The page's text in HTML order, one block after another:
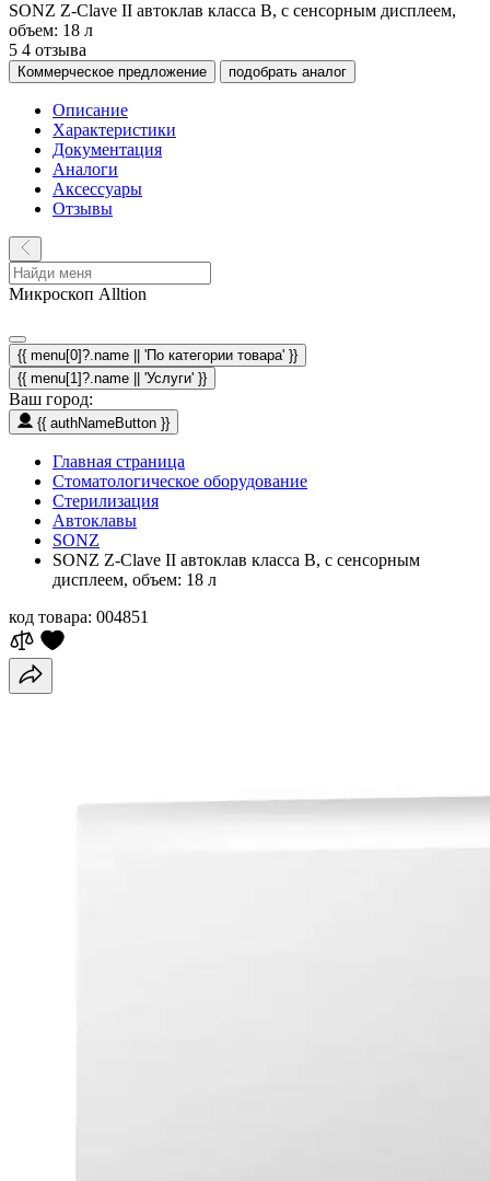
SONZ Z-Clave II автоклав класса B, с сенсорным дисплеем,
объем: 18 л
5 4 отзыва
Коммерческое предложение подобрать аналог
Описание
Характеристики
Документация
Аналоги
Аксессуары
Отзывы
Микроскоп Alltion
{{ menu[0]?.name || 'По категории товара' }}
{{ menu[1]?.name || 'Услуги' }}
Ваш город:
{{ authNameButton }}
Главная страница
Стоматологическое оборудование
Стерилизация
Автоклавы
SONZ
SONZ Z-Clave II автоклав класса B, с сенсорным
дисплеем, объем: 18 л
код товара: 004851